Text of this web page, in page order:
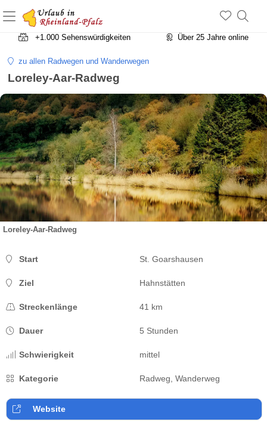
+1.500 Unterkünfte in Rheinland-Pfalz
+1.000 Sehenswürdigkeiten
Über 25 Jahre online
zu allen Radwegen und Wanderwegen
Loreley-Aar-Radweg
Loreley-Aar-Radweg
Start St. Goarshausen
Ziel Hahnstätten
Streckenlänge 41 km
Dauer 5 Stunden
Schwierigkeit mittel
Kategorie Radweg, Wanderweg
Website